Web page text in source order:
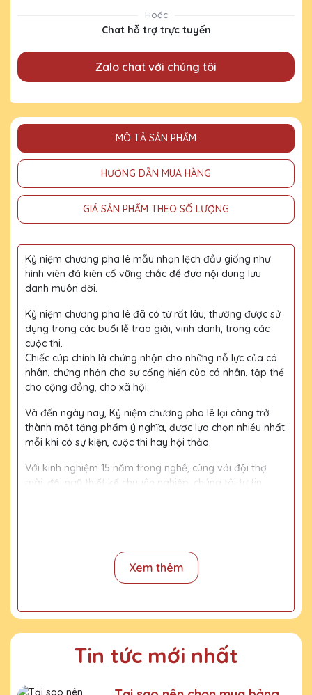
Hoặc
Chat hỗ trợ trực tuyến
Zalo chat với chúng tôi
MÔ TẢ SẢN PHẨM
HƯỚNG DẪN MUA HÀNG
GIÁ SẢN PHẨM THEO SỐ LƯỢNG
Kỷ niệm chương pha lê mẫu nhọn lệch đầu giống như
hình viên đá kiên cố vững chắc để đưa nội dung lưu
danh muôn đời.
Kỷ niệm chương pha lê đã có từ rất lâu, thường được sử
dụng trong các buổi lễ trao giải, vinh danh, trong các
cuộc thi.
Chiếc cúp chính là chứng nhận cho những nỗ lực của cá
nhân, chứng nhận cho sự cống hiến của cá nhân, tập thể
cho cộng đồng, cho xã hội.
Và đến ngày nay, Kỷ niệm chương pha lê lại càng trở
thành một tặng phẩm ý nghĩa, được lựa chọn nhiều nhất
mỗi khi có sự kiện, cuộc thi hay hội thảo.
Với kinh nghiệm 15 năm trong nghề, cùng với đội thợ
mài, đội ngũ thiết kế chuyên nghiệp, chúng tôi tự tin
Tiếp nhận yêu cầu khách hàng
Bước 3:Gửi bản vẽ, báo giá khách duyệt
Xưởng sản xuất chế tác sản phẩm
Xem thêm
Tin tức mới nhất